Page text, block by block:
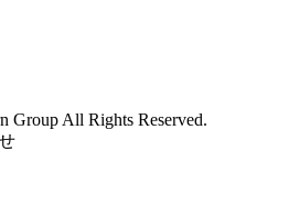
Group All Rights Reserved.